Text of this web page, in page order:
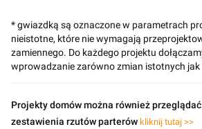
* gwiazdką są oznaczone w parametrach
nieistotne, które nie wymagają
zamiennego. Do każdego projektu
wprowadzanie zarówno zmian istotnych jak
Projekty domów można również
zestawienia rzutów parterów kliknij tutaj >>